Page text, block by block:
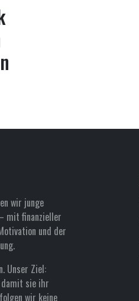
wir junge
mit finanzieller
und der
Unser Ziel:
damit sie ihr
wir keine